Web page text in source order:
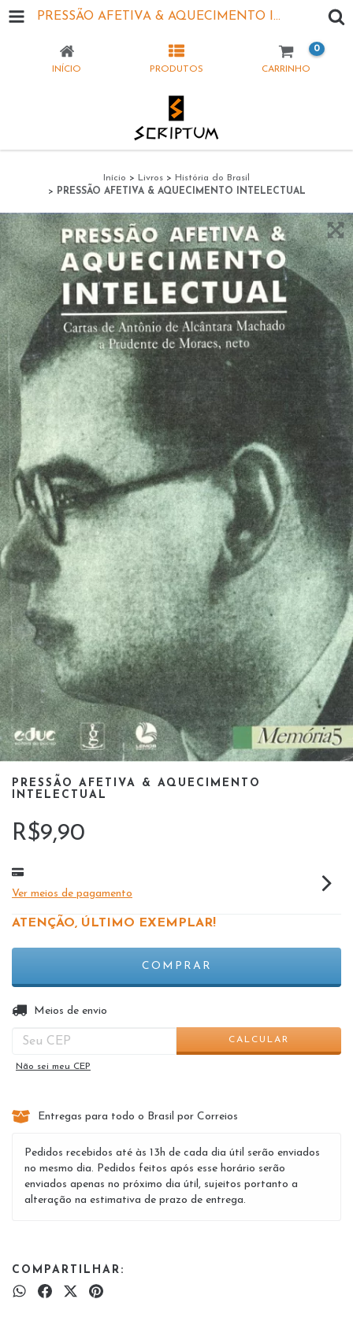
PRESSÃO AFETIVA & AQUECIMENTO INTELECTUAL
INÍCIO PRODUTOS CARRINHO
0
Início > Livros > História do Brasil
> PRESSÃO AFETIVA & AQUECIMENTO INTELECTUAL
PRESSÃO AFETIVA & AQUECIMENTO
INTELECTUAL
R$9,90
Ver meios de pagamento
ATENÇÃO, ÚLTIMO EXEMPLAR!
Entregas para o CEP:
Meios de envio
CALCULAR
Não sei meu CEP
Entregas para todo o Brasil por Correios
Pedidos recebidos até às 13h de cada dia útil serão enviados
no mesmo dia. Pedidos feitos após esse horário serão
enviados apenas no próximo dia útil, sujeitos portanto a
alteração na estimativa de prazo de entrega.
COMPARTILHAR: